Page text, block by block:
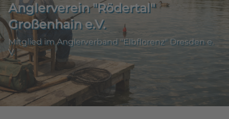
Anglerverein "Rödertal"
Großenhain e.V.
Mitglied im Anglerverband "Elbflorenz" Dresden e.
V.